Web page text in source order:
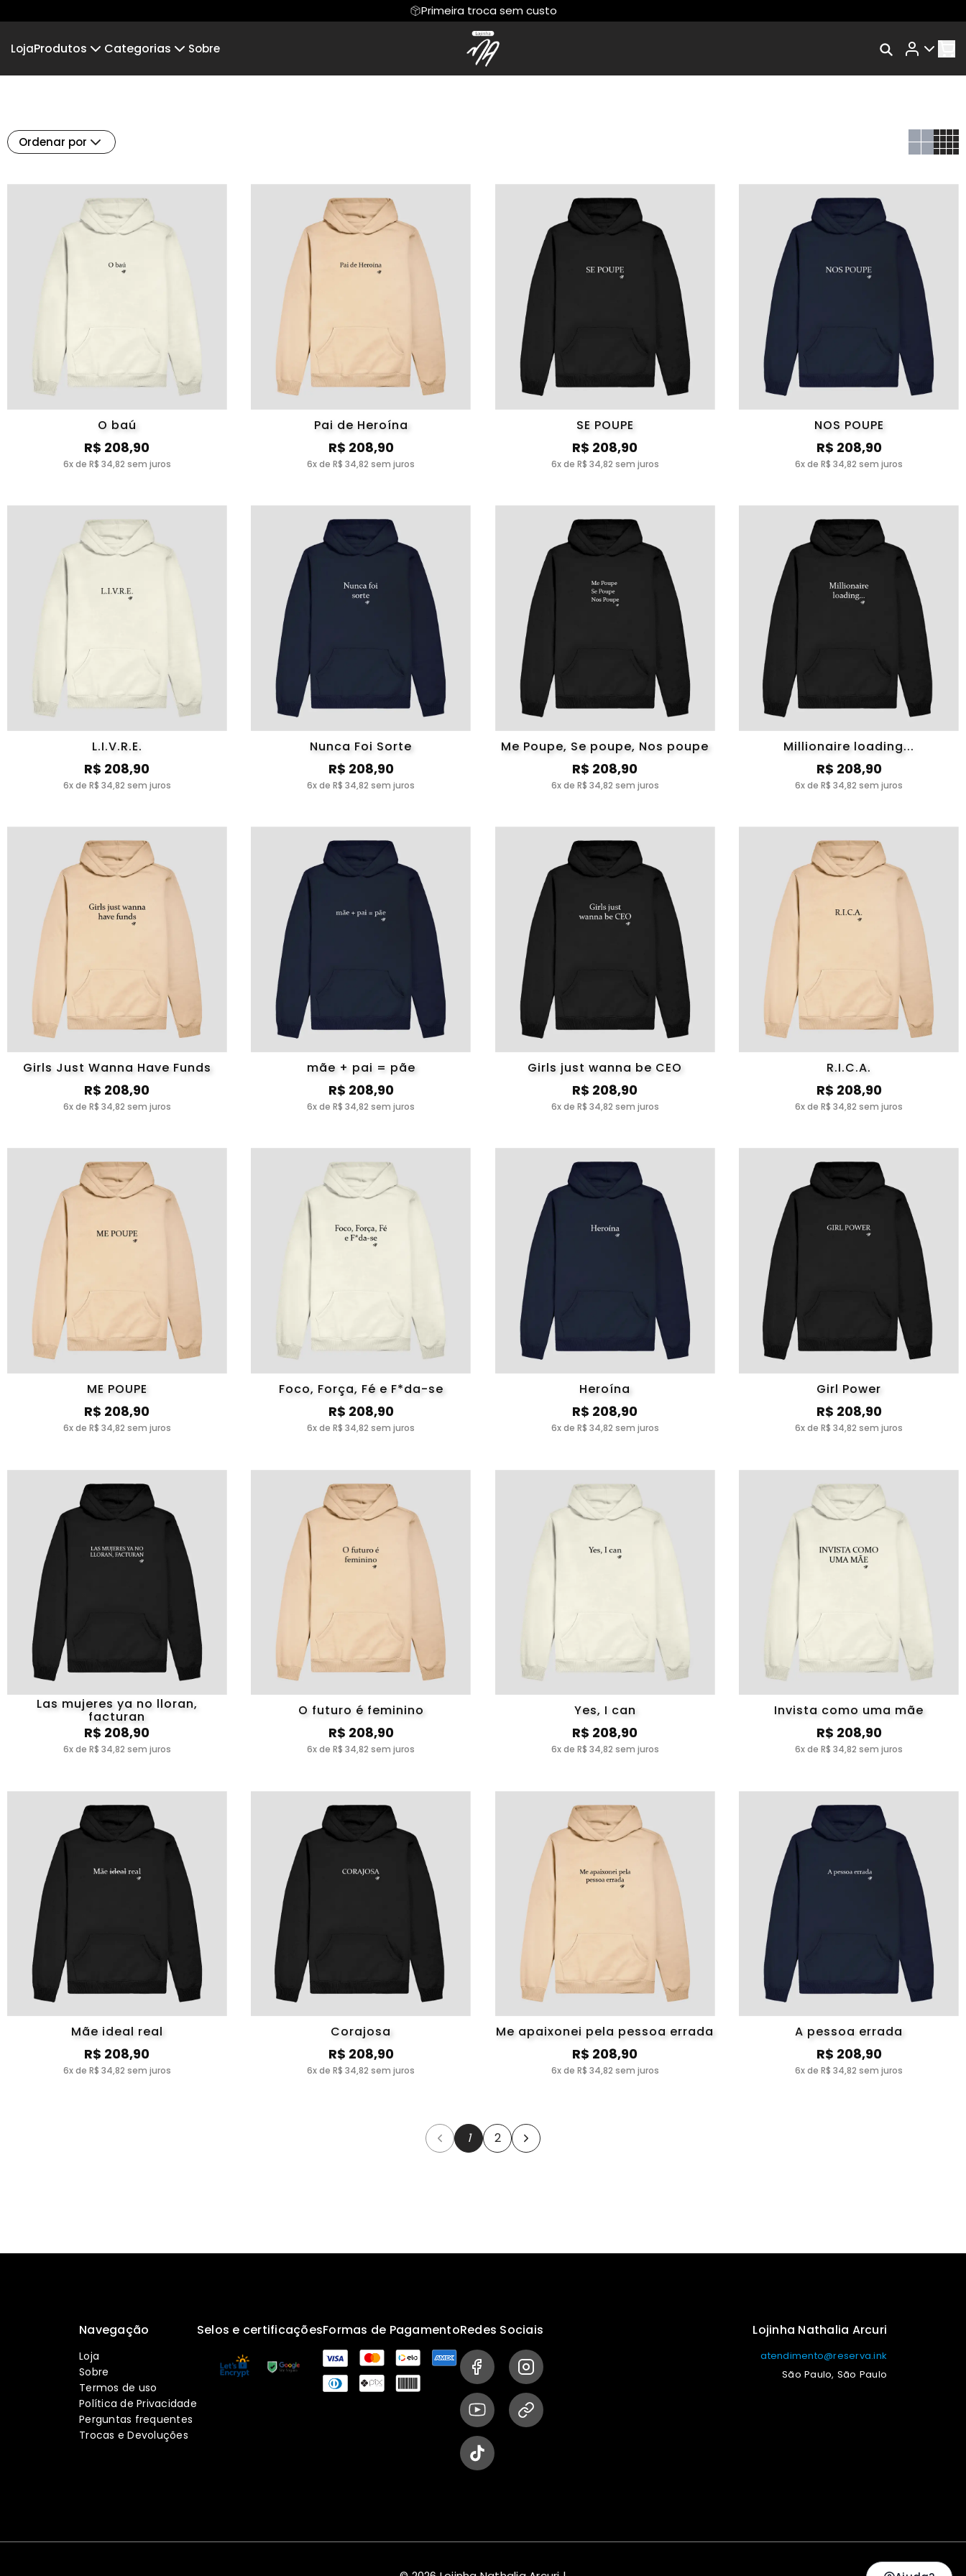
Primeira troca sem custo
LojaProdutos
Body Infantil
Categorias Sobre
Entrar | Cadastrar
Ordenar por
O baú
R$ 208,90
6x de R$ 34,82 sem juros
Pai de Heroína
R$ 208,90
6x de R$ 34,82 sem juros
SE POUPE
R$ 208,90
6x de R$ 34,82 sem juros
NOS POUPE
R$ 208,90
6x de R$ 34,82 sem juros
L.I.V.R.E.
R$ 208,90
6x de R$ 34,82 sem juros
Nunca Foi Sorte
R$ 208,90
6x de R$ 34,82 sem juros
Me Poupe, Se poupe, Nos poupe
R$ 208,90
6x de R$ 34,82 sem juros
Millionaire loading...
R$ 208,90
6x de R$ 34,82 sem juros
Girls Just Wanna Have Funds
R$ 208,90
6x de R$ 34,82 sem juros
mãe + pai = pãe
R$ 208,90
6x de R$ 34,82 sem juros
Girls just wanna be CEO
R$ 208,90
6x de R$ 34,82 sem juros
R.I.C.A.
R$ 208,90
6x de R$ 34,82 sem juros
ME POUPE
R$ 208,90
6x de R$ 34,82 sem juros
Foco, Força, Fé e F*da-se
R$ 208,90
6x de R$ 34,82 sem juros
Heroína
R$ 208,90
6x de R$ 34,82 sem juros
Girl Power
R$ 208,90
6x de R$ 34,82 sem juros
Las mujeres ya no lloran,
facturan
R$ 208,90
6x de R$ 34,82 sem juros
O futuro é feminino
R$ 208,90
6x de R$ 34,82 sem juros
Yes, I can
R$ 208,90
6x de R$ 34,82 sem juros
Invista como uma mãe
R$ 208,90
6x de R$ 34,82 sem juros
Mãe ideal real
R$ 208,90
6x de R$ 34,82 sem juros
Corajosa
R$ 208,90
6x de R$ 34,82 sem juros
Me apaixonei pela pessoa errada
R$ 208,90
6x de R$ 34,82 sem juros
A pessoa errada
R$ 208,90
6x de R$ 34,82 sem juros
1 2
Navegação
Loja
Sobre
Termos de uso
Política de Privacidade
Perguntas frequentes
Trocas e Devoluções
Selos e certificaçõesFormas de PagamentoRedes Sociais Lojinha Nathalia Arcuri
atendimento@reserva.ink
São Paulo, São Paulo